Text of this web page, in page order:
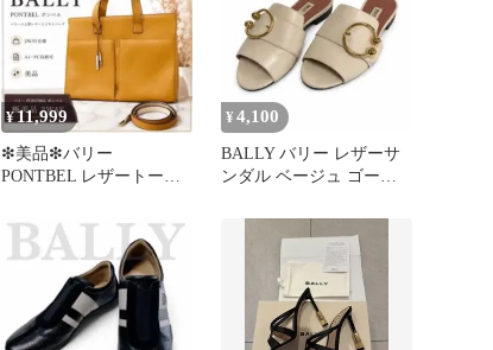
¥11,999
❇︎美品❇︎バリー
PONTBEL レザートート
黄
¥ 4,100
BALLY バリー レザーサ
ンダル ベージュ ゴール